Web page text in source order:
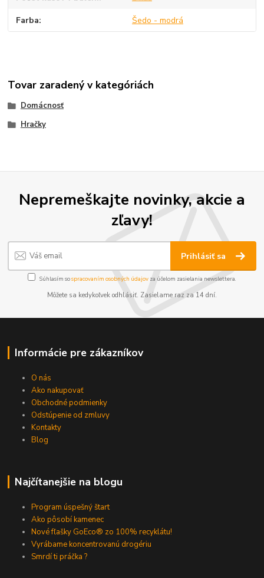
Farba Šedo - modrá
Tovar zaradený v kategóriách
Domácnosť
Hračky
Nepremeškajte novinky, akcie a
zľavy!
Prihlásiť sa
Súhlasím sospracovaním osobných údajov za účelom zasielania newslettera.
Môžete sa kedykoľvek odhlásiť. Zasielame raz za 14 dní.
Informácie pre zákazníkov
O nás
Ako nakupovať
Obchodné podmienky
Odstúpenie od zmluvy
Kontakty
Blog
Najčítanejšie na blogu
Program úspešný štart
Ako pôsobí kamenec
Nové fľašky GoEco® zo 100% recyklátu!
Vyrábame koncentrovanú drogériu
Smrdí ti práčka ?